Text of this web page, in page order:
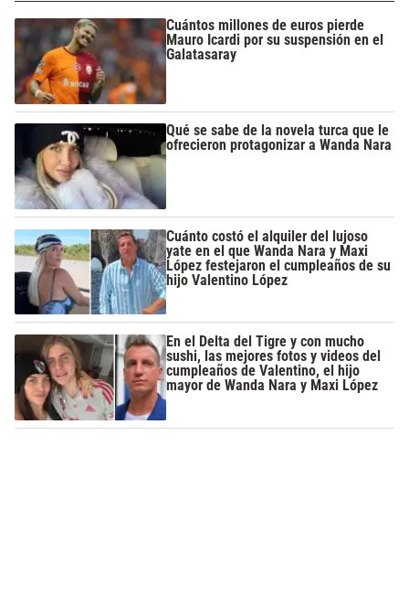
Cuántos millones de euros pierde
Mauro Icardi por su suspensión en el
Galatasaray
Qué se sabe de la novela turca que le
ofrecieron protagonizar a Wanda Nara
Cuánto costó el alquiler del lujoso
yate en el que Wanda Nara y Maxi
López festejaron el cumpleaños de su
hijo Valentino López
En el Delta del Tigre y con mucho
sushi, las mejores fotos y videos del
cumpleaños de Valentino, el hijo
mayor de Wanda Nara y Maxi López